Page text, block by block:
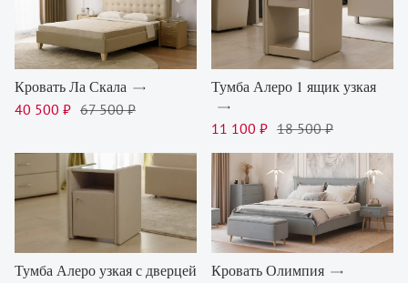
Кровать Ла Скала
40 500 ₽ 67 500 ₽
Тумба Алеро 1 ящик узкая
11 100 ₽ 18 500 ₽
Тумба Алеро узкая с дверцей Кровать Олимпия